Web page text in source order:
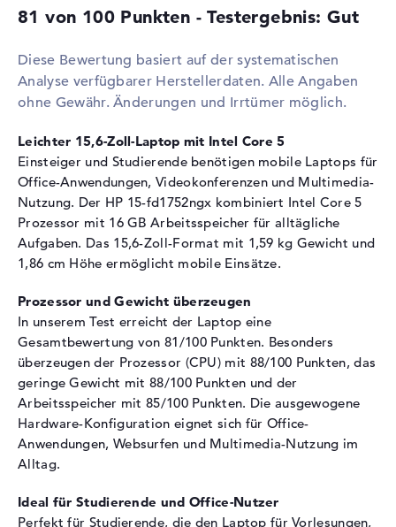
1. Steckplatz
16 GB
Technologie
DDR4 SDRAM - PC4-25600 -
3200 MHz
Festplatte
Festplatte
512 GB SSD
Schnittstelle
PCIe
Optische Speicher
Laufwerks-Typ
ohne Laufwerk
Display
Max. Auflösung
1920 x 1080
Auflösungstyp
Full-HD
Bildwiederholrate
60 Hz
Besonderheiten
Display, entspiegelt, LED-
Hintergrundbeleuchtung, IPS
Panel, 62,5% sRGB
Webcam
81 von 100 Punkten - Testergebnis: Gut
Diese Bewertung basiert auf der systematischen
Analyse verfügbarer Herstellerdaten. Alle Angaben
ohne Gewähr. Änderungen und Irrtümer möglich.
Leichter 15,6-Zoll-Laptop mit Intel Core 5
Einsteiger und Studierende benötigen mobile Laptops für
Office-Anwendungen, Videokonferenzen und Multimedia-
Nutzung. Der HP 15-fd1752ngx kombiniert Intel Core 5
Prozessor mit 16 GB Arbeitsspeicher für alltägliche
Aufgaben. Das 15,6-Zoll-Format mit 1,59 kg Gewicht und
1,86 cm Höhe ermöglicht mobile Einsätze.
Prozessor und Gewicht überzeugen
In unserem Test erreicht der Laptop eine
Gesamtbewertung von 81/100 Punkten. Besonders
überzeugen der Prozessor (CPU) mit 88/100 Punkten, das
geringe Gewicht mit 88/100 Punkten und der
Arbeitsspeicher mit 85/100 Punkten. Die ausgewogene
Hardware-Konfiguration eignet sich für Office-
Anwendungen, Websurfen und Multimedia-Nutzung im
Alltag.
Ideal für Studierende und Office-Nutzer
Perfekt für Studierende, die den Laptop für Vorlesungen,